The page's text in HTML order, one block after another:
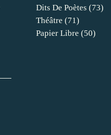
Dits De Poètes (73)
Théâtre (71)
Papier Libre (50)